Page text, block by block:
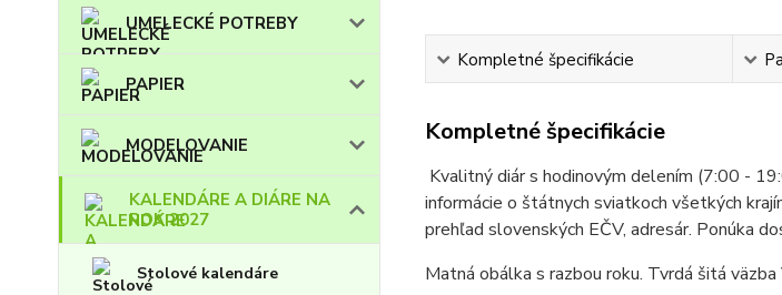
UMELECKÉ POTREBY
PAPIER
MODELOVANIE
KALENDÁRE A DIÁRE NA
ROK 2027
Stolové kalendáre
Kompletné špecifikácie
Kompletné špecifikácie
Kvalitný diár s hodinovým delením (7:00 -
informácie o štátnych sviatkoch všetkých
prehľad slovenských EČV, adresár. Ponúka
Matná obálka s razbou roku. Tvrdá šitá